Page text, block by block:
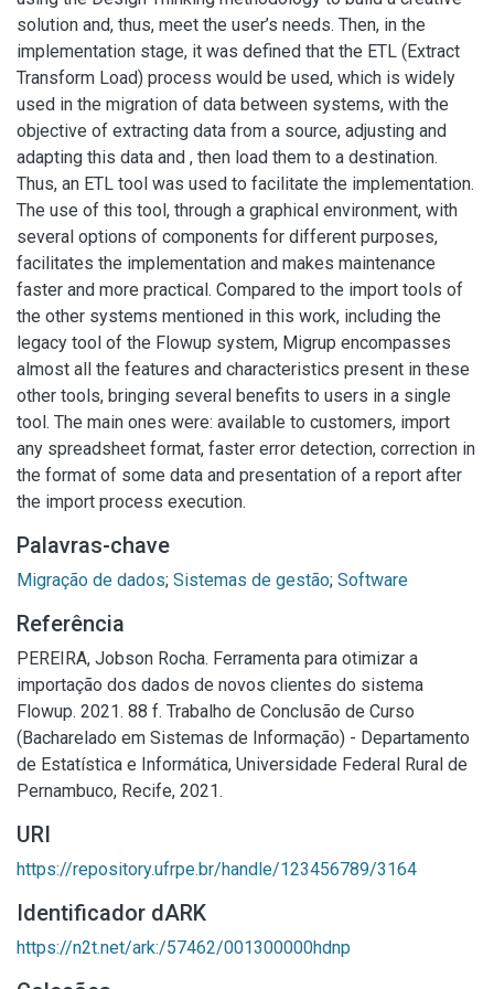
solution and, thus, meet the user’s needs. Then, in the
implementation stage, it was defined that the ETL (Extract
Transform Load) process would be used, which is widely
used in the migration of data between systems, with the
objective of extracting data from a source, adjusting and
adapting this data and , then load them to a destination.
Thus, an ETL tool was used to facilitate the implementation.
The use of this tool, through a graphical environment, with
several options of components for different purposes,
facilitates the implementation and makes maintenance
faster and more practical. Compared to the import tools of
the other systems mentioned in this work, including the
legacy tool of the Flowup system, Migrup encompasses
almost all the features and characteristics present in these
other tools, bringing several benefits to users in a single
tool. The main ones were: available to customers, import
any spreadsheet format, faster error detection, correction in
the format of some data and presentation of a report after
the import process execution.
Palavras-chave
Migração de dados; Sistemas de gestão; Software
Referência
PEREIRA, Jobson Rocha. Ferramenta para otimizar a
importação dos dados de novos clientes do sistema
Flowup. 2021. 88 f. Trabalho de Conclusão de Curso
(Bacharelado em Sistemas de Informação) - Departamento
de Estatística e Informática, Universidade Federal Rural de
Pernambuco, Recife, 2021.
URI
https://repository.ufrpe.br/handle/123456789/3164
Identificador dARK
https://n2t.net/ark:/57462/001300000hdnp